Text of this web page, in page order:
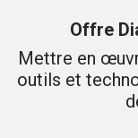
Offre
Mettre en
outils et